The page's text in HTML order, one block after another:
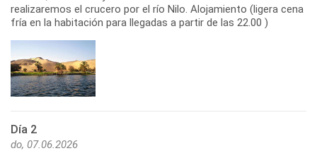
realizaremos el crucero por el río Nilo. Alojamiento (ligera cena
fría en la habitación para llegadas a partir de las 22.00 )
Día 2
do, 07.06.2026